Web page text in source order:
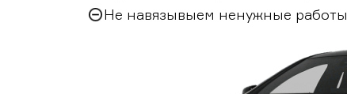
Не навязывыем ненужные работы